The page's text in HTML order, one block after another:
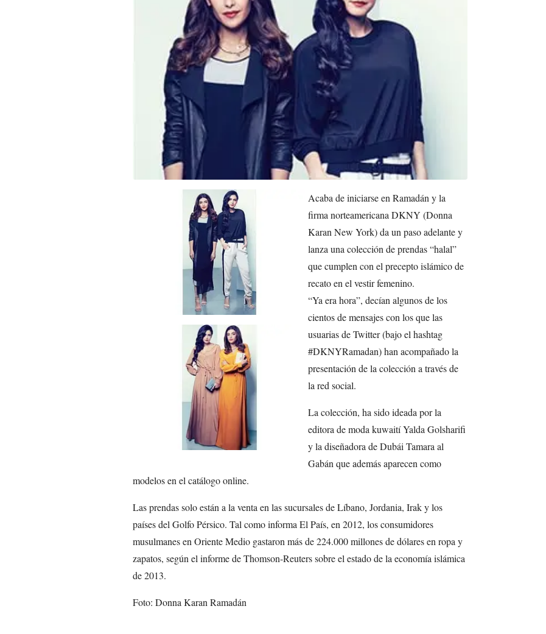
Acaba de iniciarse en Ramadán y la
firma norteamericana DKNY (Donna
Karan New York) da un paso adelante y
lanza una colección de prendas “halal”
que cumplen con el precepto islámico de
recato en el vestir femenino.
“Ya era hora”, decían algunos de los
cientos de mensajes con los que las
usuarias de Twitter (bajo el hashtag
#DKNYRamadan) han acompañado la
presentación de la colección a través de
la red social.
La colección, ha sido ideada por la
editora de moda kuwaití Yalda Golsharifi
y la diseñadora de Dubái Tamara al
Gabán que además aparecen como
modelos en el catálogo online.
Las prendas solo están a la venta en las sucursales de Líbano, Jordania, Irak y los
países del Golfo Pérsico. Tal como informa El País, en 2012, los consumidores
musulmanes en Oriente Medio gastaron más de 224.000 millones de dólares en ropa y
zapatos, según el informe de Thomson-Reuters sobre el estado de la economía islámica
de 2013.
Foto: Donna Karan Ramadán